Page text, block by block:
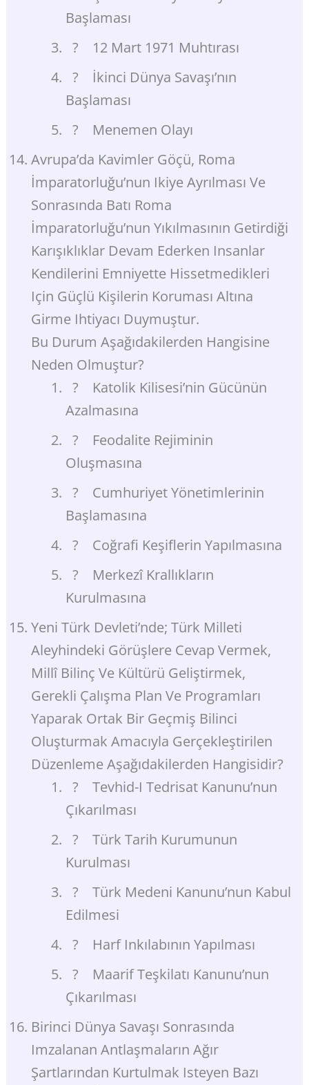
Başlaması
? 12 Mart 1971 Muhtırası
? İkinci Dünya Savaşı’nın
Başlaması
? Menemen Olayı
Avrupa’da Kavimler Göçü, Roma
İmparatorluğu’nun Ikiye Ayrılması Ve
Sonrasında Batı Roma
İmparatorluğu’nun Yıkılmasının Getirdiği
Karışıklıklar Devam Ederken Insanlar
Kendilerini Emniyette Hissetmedikleri
Için Güçlü Kişilerin Koruması Altına
Girme Ihtiyacı Duymuştur.
Bu Durum Aşağıdakilerden Hangisine
Neden Olmuştur?
? Katolik Kilisesi’nin Gücünün
Azalmasına
? Feodalite Rejiminin
Oluşmasına
? Cumhuriyet Yönetimlerinin
Başlamasına
? Coğrafi Keşiflerin Yapılmasına
? Merkezî Krallıkların
Kurulmasına
Yeni Türk Devleti’nde; Türk Milleti
Aleyhindeki Görüşlere Cevap Vermek,
Millî Bilinç Ve Kültürü Geliştirmek,
Gerekli Çalışma Plan Ve Programları
Yaparak Ortak Bir Geçmiş Bilinci
Oluşturmak Amacıyla Gerçekleştirilen
Düzenleme Aşağıdakilerden Hangisidir?
? Tevhid-I Tedrisat Kanunu’nun
Çıkarılması
? Türk Tarih Kurumunun
Kurulması
? Türk Medeni Kanunu’nun Kabul
Edilmesi
? Harf Inkılabının Yapılması
? Maarif Teşkilatı Kanunu’nun
Çıkarılması
Birinci Dünya Savaşı Sonrasında
Imzalanan Antlaşmaların Ağır
Şartlarından Kurtulmak Isteyen Bazı